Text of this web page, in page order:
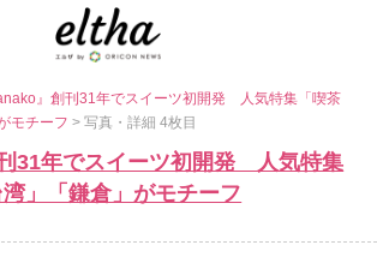
』創刊31年でスイーツ初開発 人気特集「喫茶
モチーフ> 写真・詳細 4枚目
31年でスイーツ初開発 人気特集
湾」「鎌倉」がモチーフ